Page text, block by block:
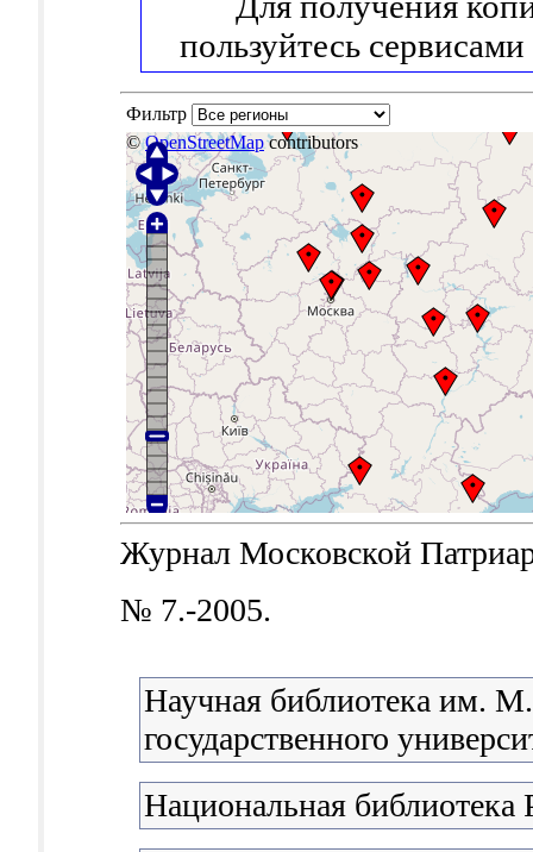
пользуйтесь сервисами
Фильтр
©OpenStreetMapcontributors
Журнал Московской
№ 7.-2005.
Научная библиотека им.
государственного
Национальная